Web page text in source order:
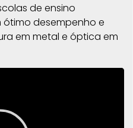
de ensino
desempenho e
em metal e óptica em